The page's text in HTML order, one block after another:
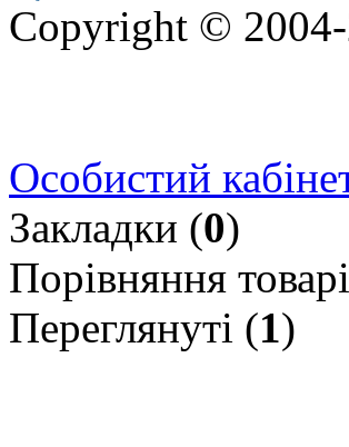
Copyright ©
Особистий
Закладки (0)
Порівняння
Переглянуті (1)